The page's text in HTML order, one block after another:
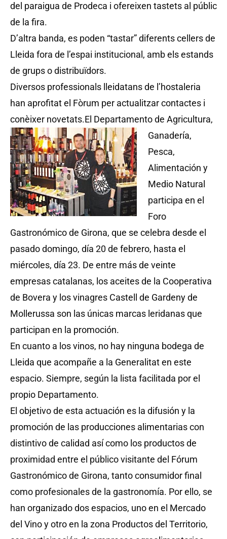
del paraigua de Prodeca i ofereixen tastets al públic
de la fira.
D’altra banda, es poden “tastar” diferents cellers de
Lleida fora de l’espai institucional, amb els estands
de grups o distribuïdors.
Diversos professionals lleidatans de l’hostaleria
han aprofitat el Fòrum per actualitzar contactes i
conèixer novetats.El Departamento de Agricultura,
Ganadería,
Pesca,
Alimentación y
Medio Natural
participa en el
Foro
Gastronómico de Girona, que se celebra desde el
pasado domingo, día 20 de febrero, hasta el
miércoles, día 23. De entre más de veinte
empresas catalanas, los aceites de la Cooperativa
de Bovera y los vinagres Castell de Gardeny de
Mollerussa son las únicas marcas leridanas que
participan en la promoción.
En cuanto a los vinos, no hay ninguna bodega de
Lleida que acompañe a la Generalitat en este
espacio. Siempre, según la lista facilitada por el
propio Departamento.
El objetivo de esta actuación es la difusión y la
promoción de las producciones alimentarias con
distintivo de calidad así como los productos de
proximidad entre el público visitante del Fórum
Gastronómico de Girona, tanto consumidor final
como profesionales de la gastronomía. Por ello, se
han organizado dos espacios, uno en el Mercado
del Vino y otro en la zona Productos del Territorio,